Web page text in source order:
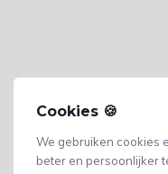
Cookies 🍪
We gebruiken cookies
beter en persoonlijker